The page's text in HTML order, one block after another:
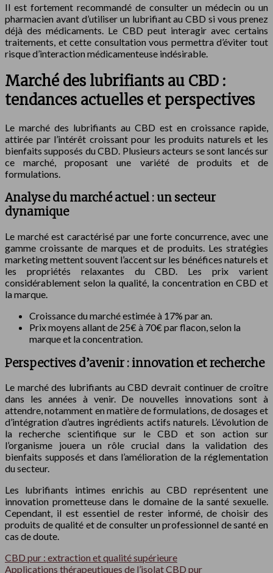
Il est fortement recommandé de consulter un médecin ou un
pharmacien avant d’utiliser un lubrifiant au CBD si vous prenez
déjà des médicaments. Le CBD peut interagir avec certains
traitements, et cette consultation vous permettra d’éviter tout
risque d’interaction médicamenteuse indésirable.
Marché des lubrifiants au CBD :
tendances actuelles et perspectives
Le marché des lubrifiants au CBD est en croissance rapide,
attirée par l’intérêt croissant pour les produits naturels et les
bienfaits supposés du CBD. Plusieurs acteurs se sont lancés sur
ce marché, proposant une variété de produits et de
formulations.
Analyse du marché actuel : un secteur
dynamique
Le marché est caractérisé par une forte concurrence, avec une
gamme croissante de marques et de produits. Les stratégies
marketing mettent souvent l’accent sur les bénéfices naturels et
les propriétés relaxantes du CBD. Les prix varient
considérablement selon la qualité, la concentration en CBD et
la marque.
Croissance du marché estimée à 17% par an.
Prix moyens allant de 25€ à 70€ par flacon, selon la
marque et la concentration.
Perspectives d’avenir : innovation et recherche
Le marché des lubrifiants au CBD devrait continuer de croître
dans les années à venir. De nouvelles innovations sont à
attendre, notamment en matière de formulations, de dosages et
d’intégration d’autres ingrédients actifs naturels. L’évolution de
la recherche scientifique sur le CBD et son action sur
l’organisme jouera un rôle crucial dans la validation des
bienfaits supposés et dans l’amélioration de la réglementation
du secteur.
Les lubrifiants intimes enrichis au CBD représentent une
innovation prometteuse dans le domaine de la santé sexuelle.
Cependant, il est essentiel de rester informé, de choisir des
produits de qualité et de consulter un professionnel de santé en
cas de doute.
CBD pur : extraction et qualité supérieure
Applications thérapeutiques de l’isolat CBD pur